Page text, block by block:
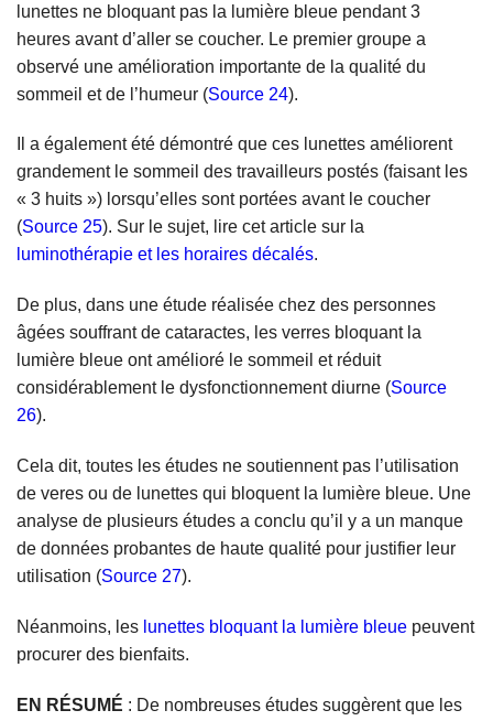
lunettes ne bloquant pas la lumière bleue pendant 3
heures avant d’aller se coucher. Le premier groupe a
observé une amélioration importante de la qualité du
sommeil et de l’humeur (Source 24).
Il a également été démontré que ces lunettes améliorent
grandement le sommeil des travailleurs postés (faisant les
« 3 huits ») lorsqu’elles sont portées avant le coucher
(Source 25). Sur le sujet, lire cet article sur la
luminothérapie et les horaires décalés.
De plus, dans une étude réalisée chez des personnes
âgées souffrant de cataractes, les verres bloquant la
lumière bleue ont amélioré le sommeil et réduit
considérablement le dysfonctionnement diurne (Source
26).
Cela dit, toutes les études ne soutiennent pas l’utilisation
de veres ou de lunettes qui bloquent la lumière bleue. Une
analyse de plusieurs études a conclu qu’il y a un manque
de données probantes de haute qualité pour justifier leur
utilisation (Source 27).
Néanmoins, les lunettes bloquant la lumière bleue peuvent
procurer des bienfaits.
EN RÉSUMÉ : De nombreuses études suggèrent que les